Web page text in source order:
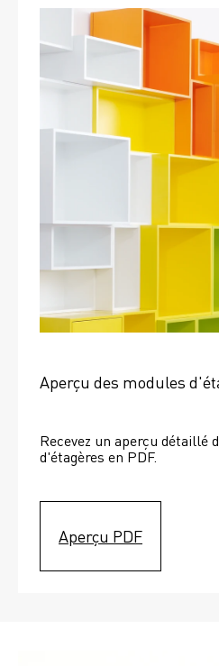
Aperçu des modules
Recevez un aperçu détaillé
d'étagères en PDF.
Aperçu PDF